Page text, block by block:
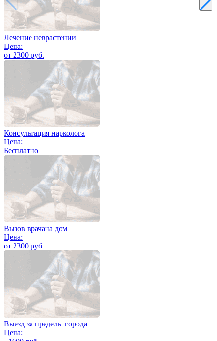
Лечение неврастении
Цена:
от 2300 руб.
Консультация нарколога
Цена:
Бесплатно
Вызов врачана дом
Цена:
от 2300 руб.
Выезд за пределы города
Цена: